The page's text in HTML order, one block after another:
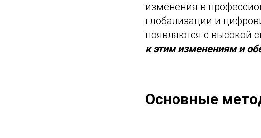
изменения в
глобализации и
появляются с высокой
к этим изменениям и
Основные